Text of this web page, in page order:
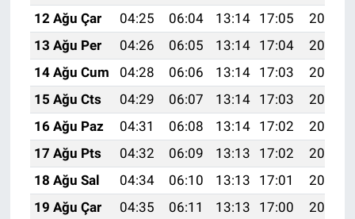
12 Ağu Çar
04:25 06:04 13:14 17:05
20:15
13 Ağu Per
04:26 06:05 13:14 17:04
20:14
14 Ağu Cum
04:28 06:06 13:14 17:03
20:12
15 Ağu Cts
04:29 06:07 13:14 17:03
20:11
16 Ağu Paz
04:31 06:08 13:14 17:02
20:10
17 Ağu Pts
04:32 06:09 13:13 17:02
20:08
18 Ağu Sal
04:34 06:10 13:13 17:01
20:07
19 Ağu Çar
04:35 06:11 13:13 17:00 20:05